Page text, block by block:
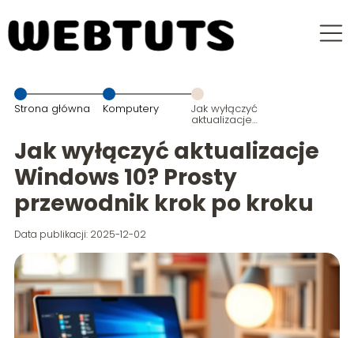
Strona główna Komputery Jak wyłączyć
aktualizacje
Prosty
przewodnik
Jak wyłączyć aktualizacje
Windows 10? Prosty
przewodnik krok po kroku
Data publikacji: 2025-12-02